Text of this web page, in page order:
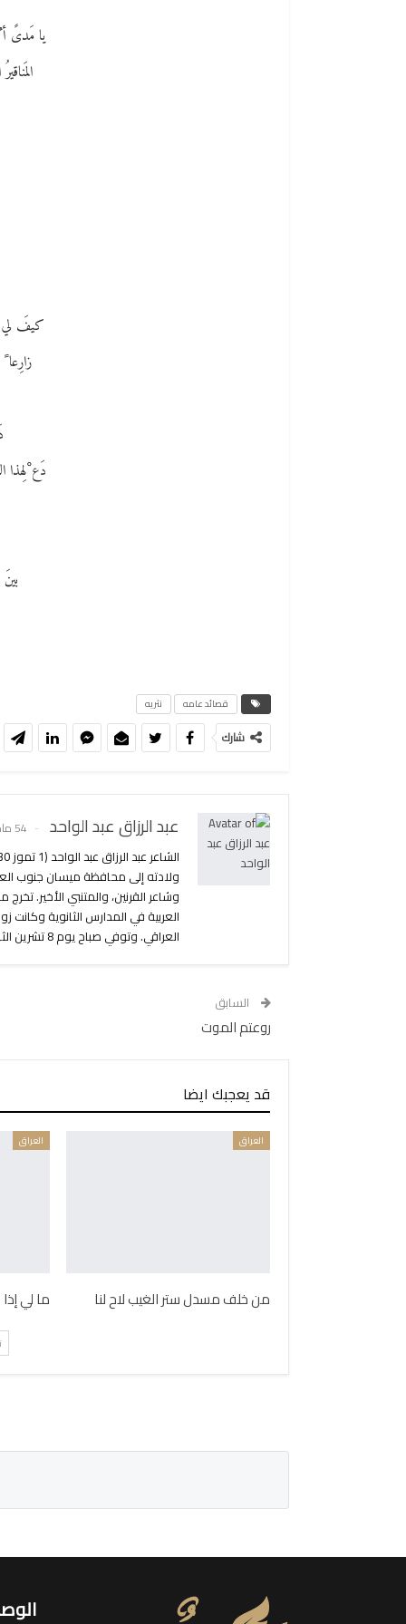
يا مَدىً
كيفَ لي
زارِعا
دَع ْلِهذا
قصائد عامه نثريه
شارك
عبد الرزاق عبد الواحد 54 مادة
ولادته إلى محافظة ميسان جنوب
العربية في المدارس الثانوية
العراقي. وتوفي صباح يوم 8 تشرين الثاني/نوفمبر 2015 عن عمر ناهز 85 عاما في باريس.
السابق
روعتم الموت
قد يعجبك ايضا
العراق
من خلف مسدل ستر الغيب لاح لنا
العراق
ما لي